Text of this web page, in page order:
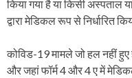
किया गया है या किसी अस्पताल
द्वारा मेडिकल रूप से निर्धारित
कोविड-19 मामले जो हल नहीं हुए
और जहां फॉर्म 4 और 4 ए में